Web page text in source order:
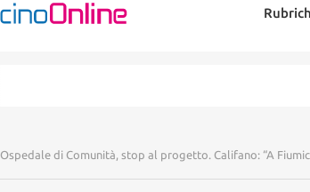
Ospedale di Comunità, stop al progetto. Califano: “A